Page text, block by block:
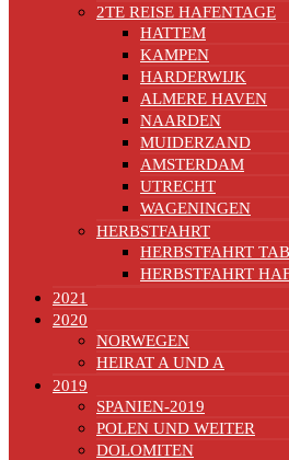
2TE REISE HAFENTAGE
HATTEM
KAMPEN
HARDERWIJK
ALMERE HAVEN
NAARDEN
MUIDERZAND
AMSTERDAM
UTRECHT
WAGENINGEN
HERBSTFAHRT
HERBSTFAHRT
HERBSTFAHRT
2021
2020
NORWEGEN
HEIRAT A UND A
2019
SPANIEN-2019
POLEN UND WEITER
DOLOMITEN